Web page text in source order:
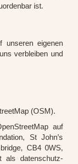
ist.
unse­ren eige­nen
ver­blei­ben und
(OSM).
auf
St John’s
CB4 0WS,
als daten­schutz­